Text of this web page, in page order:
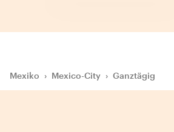
Mexiko › Mexico-City › Ganztägig